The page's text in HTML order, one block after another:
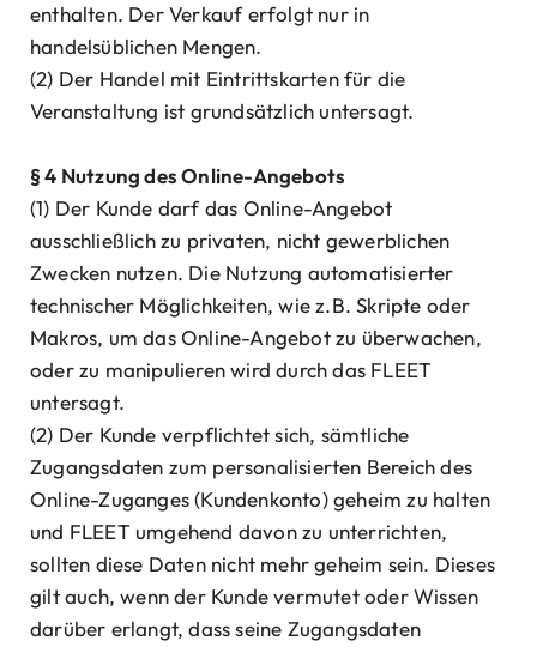
enthalten. Der Verkauf erfolgt nur in
handelsüblichen Mengen.
(2) Der Handel mit Eintrittskarten für die
Veranstaltung ist grundsätzlich untersagt.
§ 4 Nutzung des Online-Angebots
(1) Der Kunde darf das Online-Angebot
ausschließlich zu privaten, nicht gewerblichen
Zwecken nutzen. Die Nutzung automatisierter
technischer Möglichkeiten, wie z.B. Skripte oder
Makros, um das Online-Angebot zu überwachen,
oder zu manipulieren wird durch das FLEET
untersagt.
(2) Der Kunde verpflichtet sich, sämtliche
Zugangsdaten zum personalisierten Bereich des
Online-Zuganges (Kundenkonto) geheim zu halten
und FLEET umgehend davon zu unterrichten,
sollten diese Daten nicht mehr geheim sein. Dieses
gilt auch, wenn der Kunde vermutet oder Wissen
darüber erlangt, dass seine Zugangsdaten